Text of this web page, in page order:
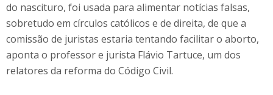
do nascituro, foi usada para alimentar notícias falsas,
sobretudo em círculos católicos e de direita, de que a
comissão de juristas estaria tentando facilitar o aborto,
aponta o professor e jurista Flávio Tartuce, um dos
relatores da reforma do Código Civil.